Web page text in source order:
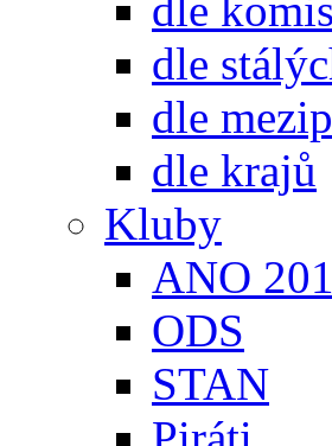
dle
dle
dle krajů
Kluby
ANO
ODS
STAN